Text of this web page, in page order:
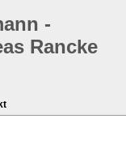
-
Rancke